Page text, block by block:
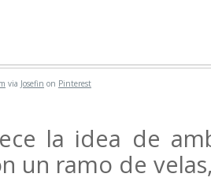
via Josefin on Pinterest
la idea de
un ramo de